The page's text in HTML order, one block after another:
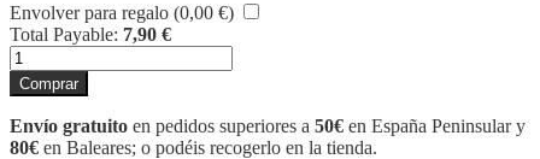
Envolver para regalo (0,00 €)
Total Payable: 7,90 €
ATRAPA-
PARAULES
5
cantidad
Comprar
Envío gratuito en pedidos superiores a 50€ en España Peninsular y
80€ en Baleares; o podéis recogerlo en la tienda.